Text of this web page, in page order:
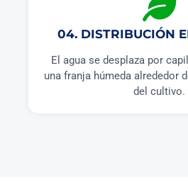
04. DISTRIBUCIÓN
El agua se desplaza por
una franja húmeda alrededor
del cultivo.